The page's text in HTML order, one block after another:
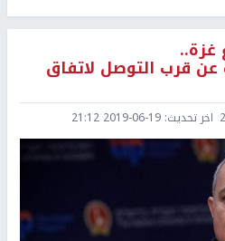
غزة..
قرب التوصل لاتفاق
اخر تحديث: 2019-06-19 21:12